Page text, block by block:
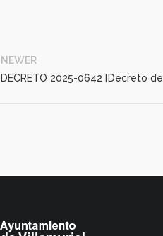
NEWER
DECRETO 2025-0642 [Decreto